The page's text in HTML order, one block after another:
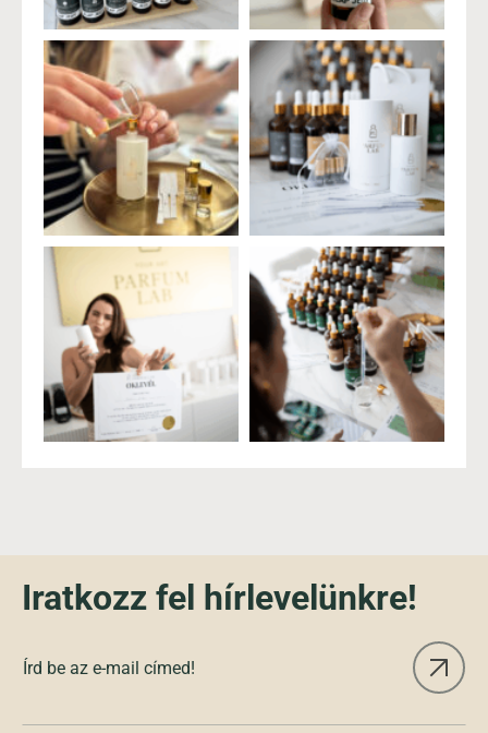
Iratkozz fel hírlevelünkre!